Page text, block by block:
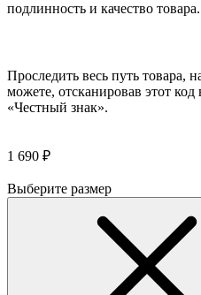
подлинность и качество товара.
Проследить весь путь товара,
можете, отсканировав этот
«Честный знак».
1 690 ₽
Выберите размер